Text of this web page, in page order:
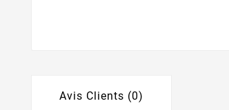
Avis Clients (0)